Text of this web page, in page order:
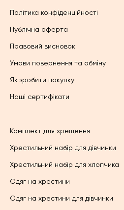
Політика конфіденційності
Публічна оферта
Правовий висновок
Умови повернення та обміну
Як зробити покупку
Наші сертифікати
Комплект для хрещення
Хрестильний набір для дівчинки
Хрестильний набір для хлопчика
Одяг на хрестини
Одяг на хрестини для дівчинки